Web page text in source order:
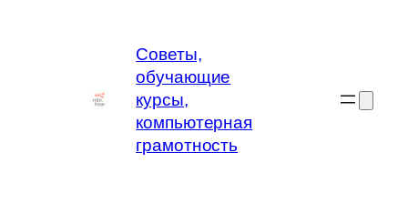
Советы,
обучающие
курсы,
компьютерная
грамотность